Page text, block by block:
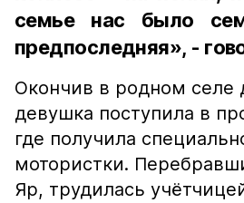
семье нас было
предпоследняя», -
Окончив в родном селе
девушка поступила в
где получила
мотористки.
Яр, трудилась